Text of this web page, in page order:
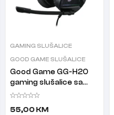
GAMING SLUŠALICE
GOOD GAME SLUŠALICE
Good Game GG-H20
gaming slušalice sa
mikrofonom
55,00 KM